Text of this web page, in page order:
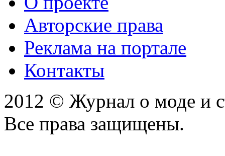
Авторские права
Реклама на портале
Контакты
2012 © Журнал о моде и
Все права защищены.